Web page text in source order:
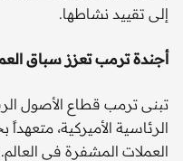
إلى تقييد نشاطها.
أجندة ترمب تعزز سباق
تبنى ترمب قطاع الأصول
الرئاسية الأميركية،
العملات المشفرة في